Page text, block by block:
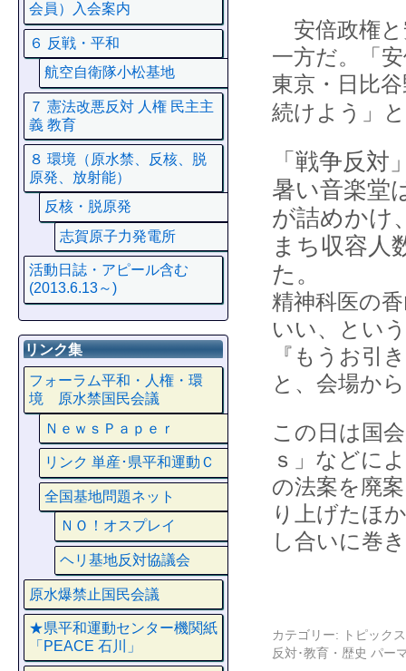
安倍政権と
一方だ。「
東京・日比
続けよう」と
「戦争反
暑い音楽堂
が詰めかけ
まち収容人
た。
精神科医の
いい、とい
『もうお引
と、会場か
この日は国
ｓ」などに
の法案を廃
り上げたほ
し合いに巻
カテゴリー:
トピックス
反対･教育・歴史 パー
会員）入会案内
６ 反戦・平和
航空自衛隊小松基地
７ 憲法改悪反対 人権 民主主
義 教育
８ 環境（原水禁、反核、脱
原発、放射能）
反核・脱原発
志賀原子力発電所
活動日誌・アピール含む
(2013.6.13～)
リンク集
フォーラム平和・人権・環
境 原水禁国民会議
ＮｅｗｓＰａｐｅｒ
リンク 単産･県平和運動Ｃ
全国基地問題ネット
ＮＯ！オスプレイ
ヘリ基地反対協議会
原水爆禁止国民会議
★県平和運動センター機関紙
「PEACE 石川」